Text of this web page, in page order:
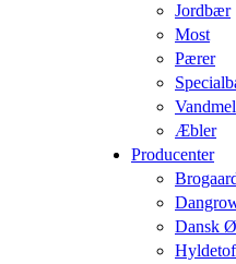
Jordbær
Most
Pærer
Æbler
Producenter
Dansk